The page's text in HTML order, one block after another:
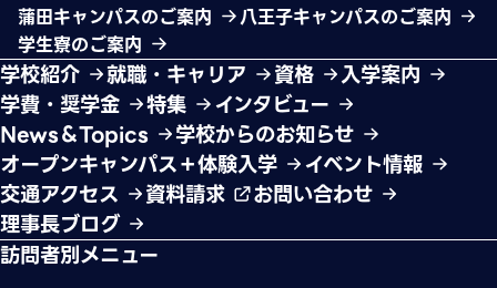
蒲田キャンパスのご案内
八王子キャンパスのご案内
学生寮のご案内
学校紹介 就職・キャリア 資格
入学案内
学費・奨学金
特集
インタビュー
News＆Topics
学校からのお知らせ
オープンキャンパス＋体験入学
イベント情報
交通アクセス
資料請求
お問い合わせ
理事長ブログ
訪問者別メニュー